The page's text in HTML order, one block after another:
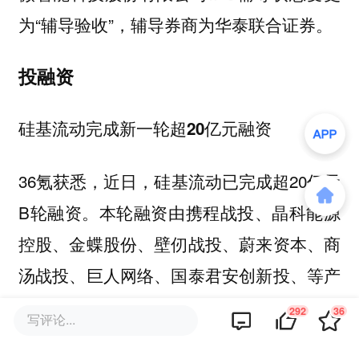
为“辅导验收”，辅导券商为华泰联合证券。
投融资
硅基流动完成新一轮超20亿元融资
36氪获悉，近日，硅基流动已完成超20亿元
B轮融资。本轮融资由携程战投、晶科能源
控股、金蝶股份、壁仞战投、蔚来资本、商
汤战投、巨人网络、国泰君安创新投、等产
业资本、财务机构和国资联合投资，华兴资
本担任独家财务顾问。过去一年，公司通过
写评论... 292 36